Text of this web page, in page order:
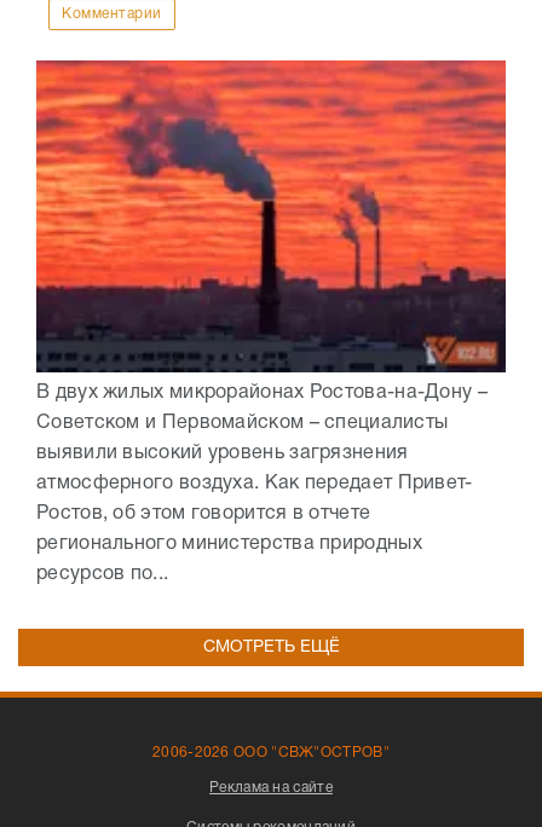
Комментарии
В двух жилых микрорайонах Ростова-на-Дону –
Советском и Первомайском – специалисты
выявили высокий уровень загрязнения
атмосферного воздуха. Как передает Привет-
Ростов, об этом говорится в отчете
регионального министерства природных
ресурсов по...
СМОТРЕТЬ ЕЩЁ
2006-2026 ООО "СВЖ"ОСТРОВ"
Реклама на сайте